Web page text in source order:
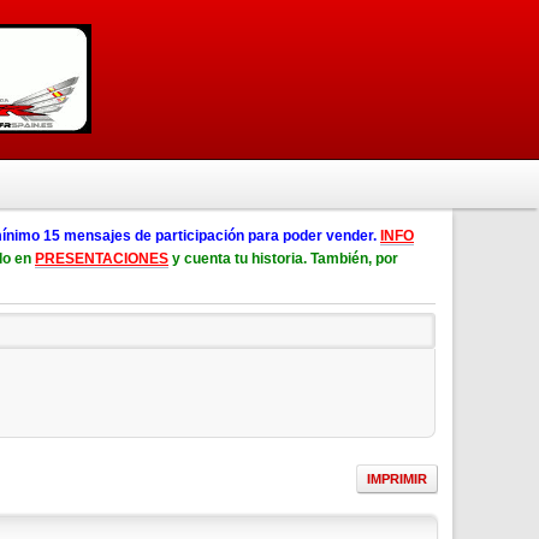
15 mensajes de participación para poder vender. INFO
en PRESENTACIONES y cuenta tu historia. También, por
IMPRIMIR